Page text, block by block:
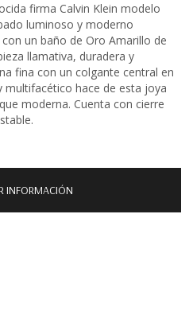
firma Calvin Klein modelo
luminoso y moderno
un baño de Oro Amarillo de
llamativa, duradera y
fina con un colgante central en
hace de esta joya
moderna. Cuenta con cierre
INFORMACIÓN